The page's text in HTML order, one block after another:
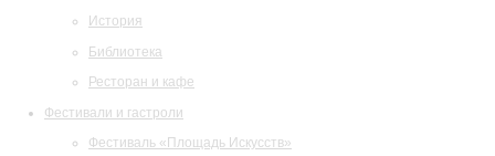
История
Библиотека
Ресторан и кафе
Фестивали и гастроли
Фестиваль «Площадь Искусств»